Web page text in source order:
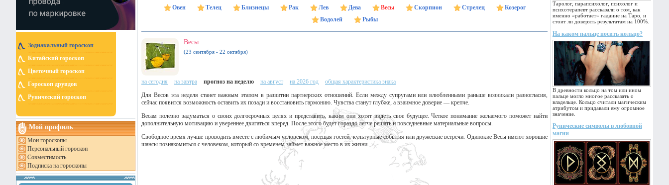
Зодиакальный гороскоп
Китайский гороскоп
Цветочный гороскоп
Гороскоп друидов
Рунический гороскоп
Мой профиль
Мои гороскопы
Персональный гороскоп
Совместимость
Подписка на гороскопы
Таролог, парапсихолог, психолог и
психотерапевт рассказали о том, как
именно «работает» гадание на Таро, и
стоит ли доверять результатам на 100%.
На каком пальце носить кольцо?
В древности кольцо на том или ином
пальце могло многое рассказать о
владельце. Кольцо считали магическим
атрибутом и придавали ему огромное
значение.
Рунические символы в любовной
магии
Овен Телец Близнецы Рак Лев Дева Весы Скорпион Стрелец
Козерог
Водолей
Рыбы
Весы
(23 сентября - 22 октября)
на сегодня на завтра прогноз на неделю на август на 2026 год
общая характеристика знака
Для Весов эта неделя станет важным этапом в развитии партнерских отношений. Если между супругами или влюбленными раньше возникали разногласия,
сейчас появится возможность оставить их позади и восстановить гармонию. Чувства станут глубже, а взаимное доверие — крепче.
Весам полезно задуматься о своих долгосрочных целях и представить, каким они хотят видеть свое будущее. Четкое понимание желаемого поможет найти
дополнительную мотивацию и увереннее двигаться вперед. После этого будет гораздо легче решать и повседневные материальные вопросы.
Свободное время лучше проводить вместе с любимым человеком, посещая гостей, культурные события или дружеские встречи. Одинокие Весы имеют хорошие
шансы познакомиться с человеком, который со временем займет важное место в их жизни.